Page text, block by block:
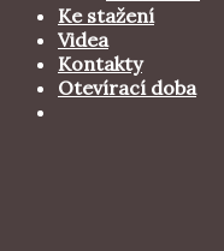
Ke stažení
Videa
Kontakty
Otevírací doba